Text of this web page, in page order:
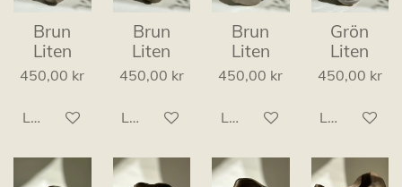
Brun
Liten
450,00 kr
Lägg till i varukorg
Brun
Liten
450,00 kr
Lägg till i varukorg
Brun
Liten
450,00 kr
Lägg till i varukorg
Grön
Liten
450,00 kr
Lägg till i